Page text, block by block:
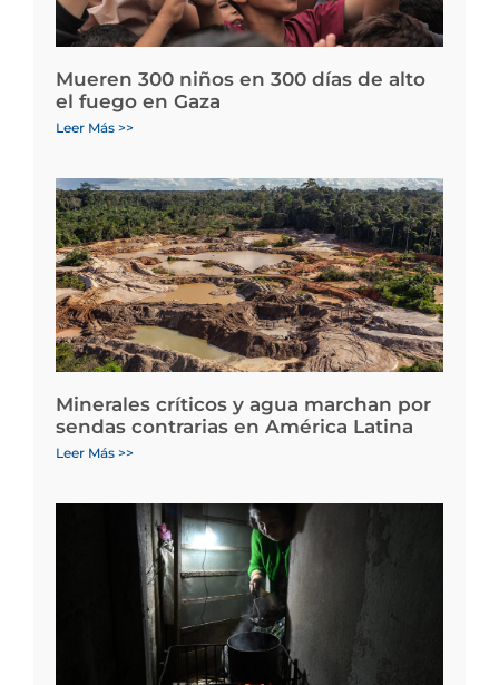
Mueren 300 niños en 300 días de alto
el fuego en Gaza
Leer Más >>
Minerales críticos y agua marchan por
sendas contrarias en América Latina
Leer Más >>